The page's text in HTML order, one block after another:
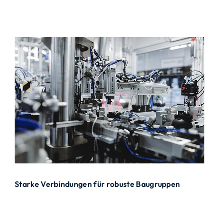
Starke Verbindungen für robuste Baugruppen